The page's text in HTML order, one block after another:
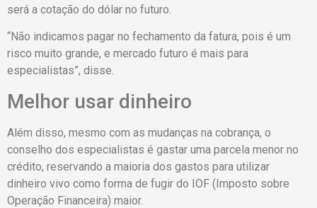
será a cotação do dólar no futuro.
“Não indicamos pagar no fechamento da fatura, pois é um
risco muito grande, e mercado futuro é mais para
especialistas”, disse.
Melhor usar dinheiro
Além disso, mesmo com as mudanças na cobrança, o
conselho dos especialistas é gastar uma parcela menor no
crédito, reservando a maioria dos gastos para utilizar
dinheiro vivo como forma de fugir do IOF (Imposto sobre
Operação Financeira) maior.